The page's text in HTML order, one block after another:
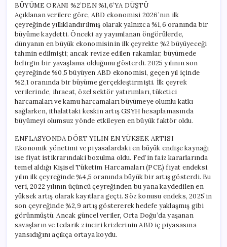
BÜYÜME ORANI %2’DEN %1,6’YA DÜŞTÜ
Açıklanan verilere göre, ABD ekonomisi 2026’nın ilk
çeyreğinde yıllıklandırılmış olarak yalnızca %1,6 oranında bir
büyüme kaydetti. Önceki ay yayımlanan öngörülerde,
dünyanın en büyük ekonomisinin ilk çeyrekte %2 büyüyeceği
tahmin edilmişti; ancak revize edilen rakamlar, büyümede
belirgin bir yavaşlama olduğunu gösterdi. 2025 yılının son
çeyreğinde %0,5 büyüyen ABD ekonomisi, geçen yıl içinde
%2,1 oranında bir büyüme gerçekleştirmişti. İlk çeyrek
verilerinde, ihracat, özel sektör yatırımları, tüketici
harcamaları ve kamu harcamaları büyümeye olumlu katkı
sağlarken, ithalattaki keskin artış GSYH hesaplamasında
büyümeyi olumsuz yönde etkileyen en büyük faktör oldu.
ENFLASYONDA DÖRT YILIN EN YÜKSEK ARTISI
Ekonomik yönetimi ve piyasalardaki en büyük endişe kaynağı
ise fiyat istikrarındaki bozulma oldu. Fed’in faiz kararlarında
temel aldığı Kişisel Tüketim Harcamaları (PCE) fiyat endeksi,
yılın ilk çeyreğinde %4,5 oranında büyük bir artış gösterdi. Bu
veri, 2022 yılının üçüncü çeyreğinden bu yana kaydedilen en
yüksek artış olarak kayıtlara geçti. Söz konusu endeks, 2025’in
son çeyreğinde %2,9 artış göstererek hedefe yaklaşmış gibi
görünmüştü. Ancak güncel veriler, Orta Doğu’da yaşanan
savaşların ve tedarik zinciri krizlerinin ABD iç piyasasına
yansıdığını açıkça ortaya koydu.